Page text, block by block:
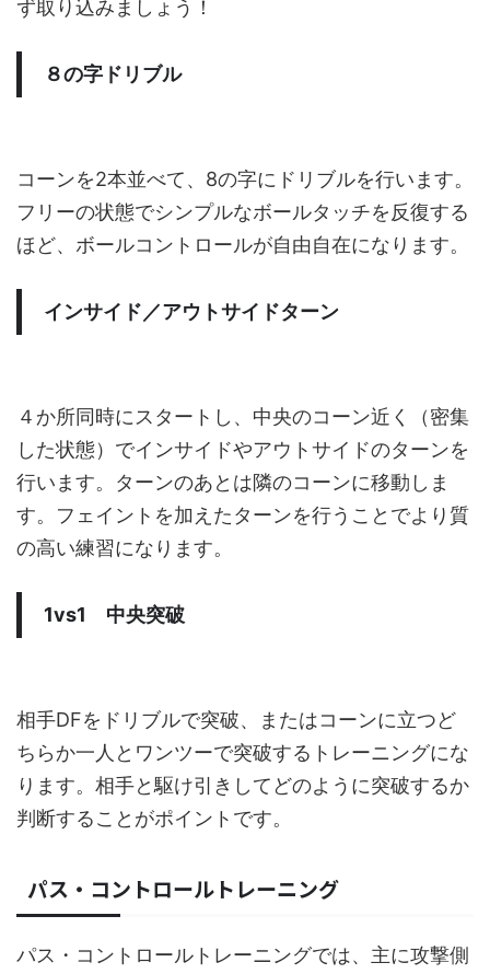
ず取り込みましょう！
８の字ドリブル
コーンを2本並べて、8の字にドリブルを行います。
フリーの状態でシンプルなボールタッチを反復する
ほど、ボールコントロールが自由自在になります。
インサイド／アウトサイドターン
４か所同時にスタートし、中央のコーン近く（密集
した状態）でインサイドやアウトサイドのターンを
行います。ターンのあとは隣のコーンに移動しま
す。フェイントを加えたターンを行うことでより質
の高い練習になります。
1vs1 中央突破
相手DFをドリブルで突破、またはコーンに立つど
ちらか一人とワンツーで突破するトレーニングにな
ります。相手と駆け引きしてどのように突破するか
判断することがポイントです。
パス・コントロールトレーニング
パス・コントロールトレーニングでは、主に攻撃側